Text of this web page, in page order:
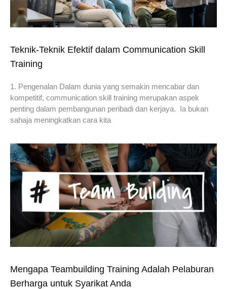
Teknik-Teknik Efektif dalam Communication Skill
Training
1. Pengenalan Dalam dunia yang semakin mencabar dan
kompetitif, communication skill training merupakan aspek
penting dalam pembangunan peribadi dan kerjaya. Ia bukan
sahaja meningkatkan cara kita
Mengapa Teambuilding Training Adalah Pelaburan
Berharga untuk Syarikat Anda